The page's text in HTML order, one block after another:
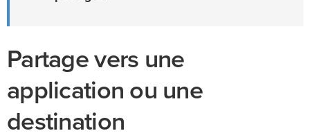
Partage vers une
application ou une
destination